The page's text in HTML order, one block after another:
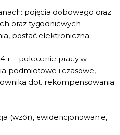
pojęcia dobowego oraz
oraz tygodniowych
postać elektroniczna
r. - polecenie pracy w
podmiotowe i czasowe,
dot. rekompensowania
(wzór), ewidencjonowanie,